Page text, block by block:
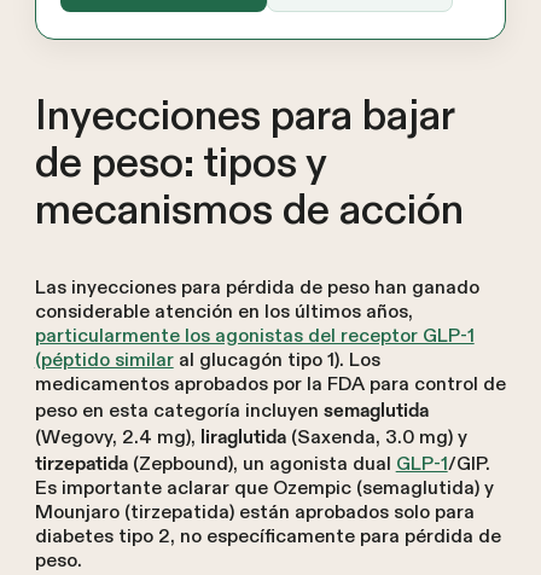
Inyecciones para bajar
de peso: tipos y
mecanismos de acción
Las inyecciones para pérdida de peso han ganado
considerable atención en los últimos años,
particularmente los agonistas del receptor GLP-1
(péptido similaral glucagón tipo 1). Los
medicamentos aprobados por la FDA para control de
peso en esta categoría incluyen semaglutida
(Wegovy, 2.4 mg), liraglutida(Saxenda, 3.0 mg) y
tirzepatida(Zepbound), un agonista dual GLP-1/GIP.
Es importante aclarar que Ozempic (semaglutida) y
Mounjaro (tirzepatida) están aprobados solo para
diabetes tipo 2, no específicamente para pérdida de
peso.